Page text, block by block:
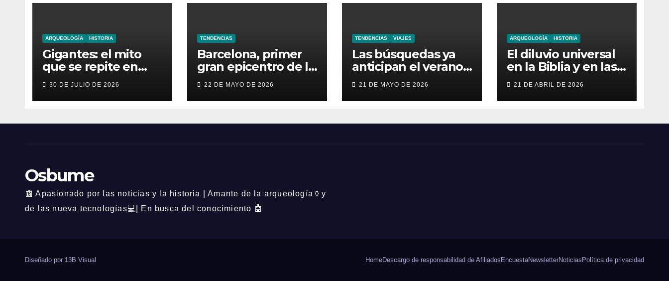
ARQUEOLOGÍA HISTORIA
Gigantes: el mito
que se repite en
todas las culturas
del mundo
30 DE JULIO DE 2026
TENDENCIAS
Barcelona, primer
gran epicentro de la
fiebre Bad Bunny
en España
22 DE MAYO DE 2026
TENDENCIAS VIAJES
Las búsquedas ya
anticipan el verano:
viajes con más
aventura, moda
inesperada y nuevas
21 DE MAYO DE 2026
ARQUEOLOGÍA HISTORIA
El diluvio universal
en la Biblia y en las
culturas antiguas
21 DE ABRIL DE 2026
Osbume
📰 Apasionado por las noticias y la historia | Amante de la arqueología🏺y
de las nueva tecnologías💻| En busca del conocimiento 🤖
Diseñado por 13B Visual HomeDescargo de responsabilidad de Afiliados EncuestaNewsletterNoticias Política de privacidad